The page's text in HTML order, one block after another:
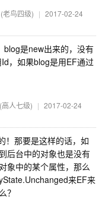
(老鸟四级) | 2017-02-24
blog是new出来的，没有
，如果blog是用EF通过
(高人七级) | 2017-02-24
！那要是这样的话，如
后台中的对象也是没有
象中的某个属性，那么
来EF来
？